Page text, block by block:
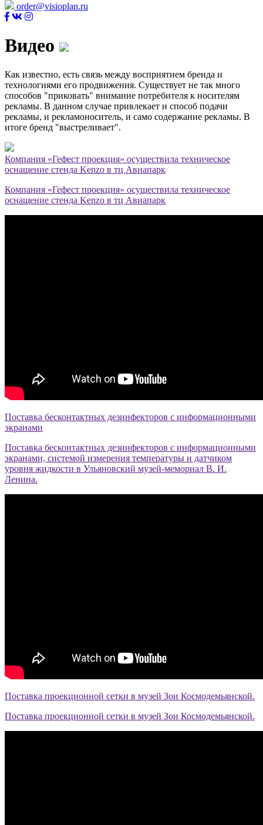
order@visioplan.ru
Видео
Как известно, есть связь между восприятием бренда и
технологиями его продвижения. Существует не так много
способов "приковать" внимание потребителя к носителям
рекламы. В данном случае привлекает и способ подачи
рекламы, и рекламоноситель, и само содержание рекламы. В
итоге бренд "выстреливает".
Компания «Гефест проекция» осуществила техническое
оснащение стенда Kenzo в тц Авиапарк
Компания «Гефест проекция» осуществила техническое
оснащение стенда Kenzo в тц Авиапарк
Поставка бесконтактных дезинфекторов с информационными
экранами
Поставка бесконтактных дезинфекторов с информационными
экранами, системой измерения температуры и датчиком
уровня жидкости в Ульяновский музей-мемориал В. И.
Ленина.
Поставка проекционной сетки в музей Зои Космодемьянской.
Поставка проекционной сетки в музей Зои Космодемьянской.